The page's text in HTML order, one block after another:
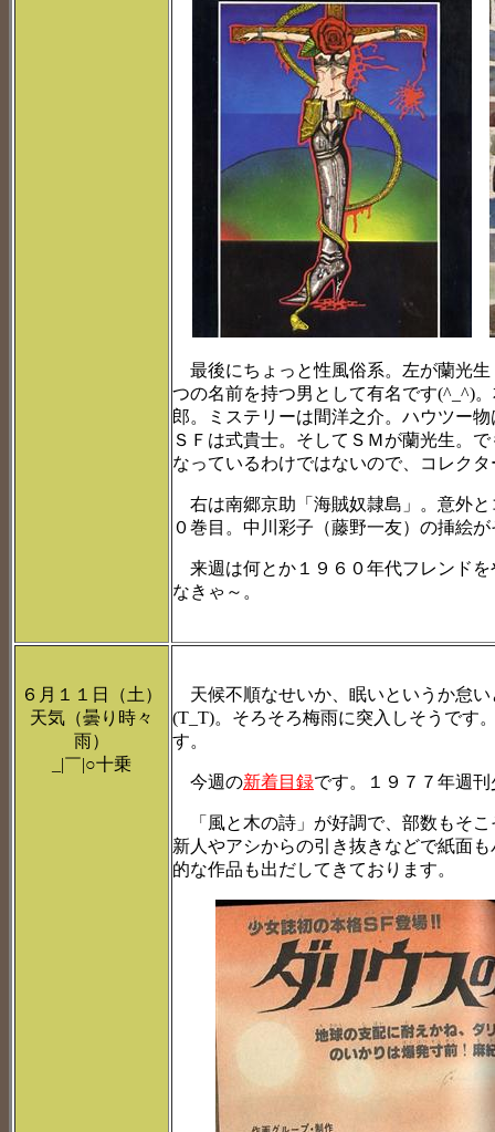
最後にちょっと性風俗系。左が蘭光
つの名前を持つ男として有名です(^_^)
郎。ミステリーは間洋之介。ハウツー
ＳＦは式貴士。そしてＳＭが蘭光生。
なっているわけではないので、コレク
右は南郷京助「海賊奴隷島」。意外
０巻目。中川彩子（藤野一友）の挿絵
来週は何とか１９６０年代フレンド
なきゃ～。
６月１１日（土）
天気（曇り時々
雨）
_|￣|○十乗
天候不順なせいか、眠いというか怠
(T_T)。そろそろ梅雨に突入しそうです
す。
今週の新着目録です。１９７７年週
「風と木の詩」が好調で、部数もそ
新人やアシからの引き抜きなどで紙面
的な作品も出だしてきております。